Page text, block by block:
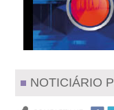
NOTICIÁRIO